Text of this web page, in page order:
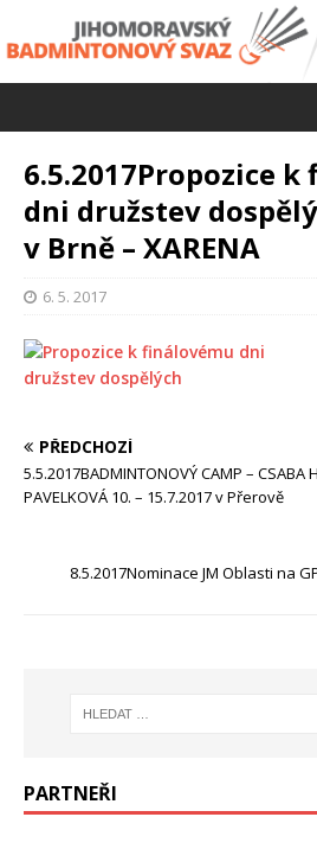
6.5.2017Propozice
dni družstev
v Brně – XARENA
6. 5. 2017
PŘEDCHOZÍ
5.5.2017BADMINTONOVÝ CAMP – CSABA
PAVELKOVÁ 10. – 15.7.2017 v Přerově
8.5.2017Nominace JM Oblasti na
PARTNEŘI